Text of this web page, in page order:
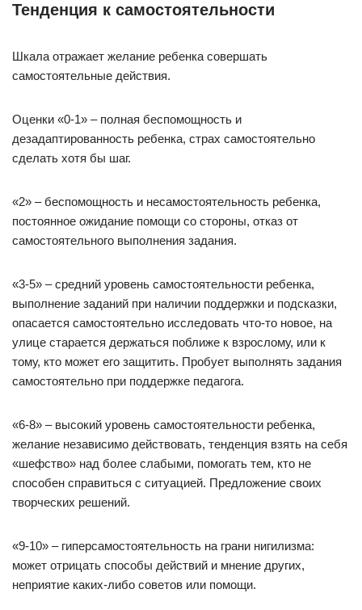
Тенденция к самостоятельности
Шкала отражает желание ребенка совершать
самостоятельные действия.
Оценки «0-1» – полная беспомощность и
дезадаптированность ребенка, страх самостоятельно
сделать хотя бы шаг.
«2» – беспомощность и несамостоятельность ребенка,
постоянное ожидание помощи со стороны, отказ от
самостоятельного выполнения задания.
«3-5» – средний уровень самостоятельности ребенка,
выполнение заданий при наличии поддержки и подсказки,
опасается самостоятельно исследовать что-то новое, на
улице старается держаться поближе к взрослому, или к
тому, кто может его защитить. Пробует выполнять задания
самостоятельно при поддержке педагога.
«6-8» – высокий уровень самостоятельности ребенка,
желание независимо действовать, тенденция взять на себя
«шефство» над более слабыми, помогать тем, кто не
способен справиться с ситуацией. Предложение своих
творческих решений.
«9-10» – гиперсамостоятельность на грани нигилизма:
может отрицать способы действий и мнение других,
неприятие каких-либо советов или помощи.